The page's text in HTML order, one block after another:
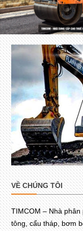
VỀ CHÚNG TÔI
TIMCOM – Nhà
tông, cẩu tháp, bơm